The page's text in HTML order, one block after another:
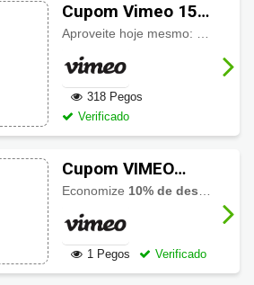
Cupom Vimeo 15%
OFF extra nas
assinaturas anuais
Aproveite hoje mesmo:
15% de
318 Pegos
Verificado
Cupom VIMEO
com 10% OFF
Economize 10% de desconto
1 Pegos Verificado